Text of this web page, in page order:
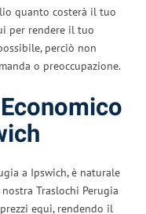
quanto costerà il tuo
per rendere il tuo
perciò non
o preoccupazione.
a Ipswich, è naturale
Traslochi Perugia
equi, rendendo il